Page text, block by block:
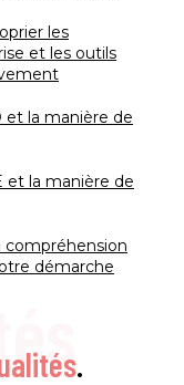
les
et les outils
et la manière de
et la manière de
compréhension
démarche
.